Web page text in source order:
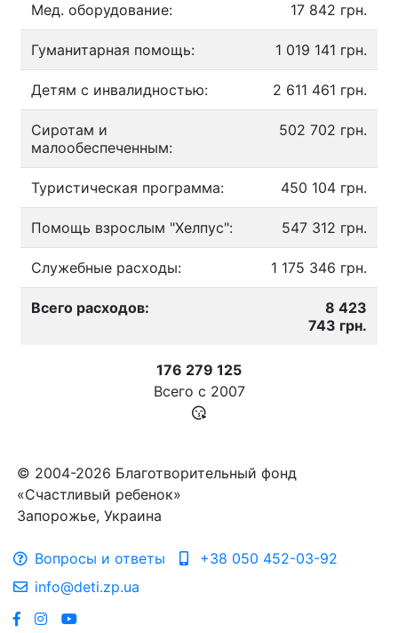
Мед. оборудование: 17 842 грн.
Гуманитарная помощь: 1 019 141 грн.
Детям с инвалидностью: 2 611 461 грн.
Сиротам и
малообеспеченным:
502 702 грн.
Туристическая программа: 450 104 грн.
Помощь взрослым "Хелпус": 547 312 грн.
Служебные расходы: 1 175 346 грн.
Всего расходов:
8 423
743 грн.
176 279 125
Всего с 2007
© 2004-2026 Благотворительный фонд
«Счастливый ребенок»
Запорожье, Украина
Вопросы и ответы
+38 050 452-03-92
info@deti.zp.ua